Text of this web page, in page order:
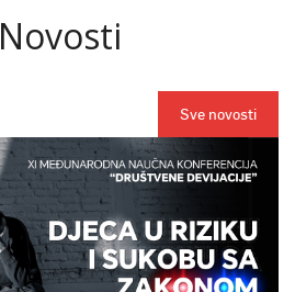
Novosti
Sve novosti